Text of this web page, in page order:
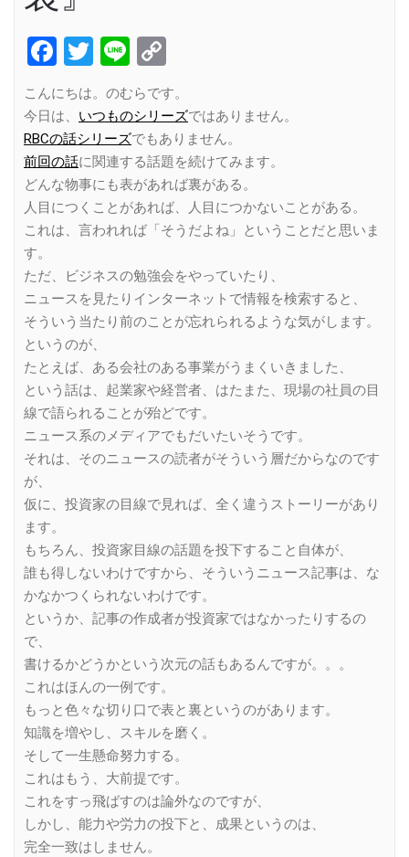
Facebook
Twitter
Line
Link
こんにちは。のむらです。
今日は、 いつものシリーズではありません。
RBCの話シリーズでもありません。
前回の話に関連する話題を続けてみます。
どんな物事にも表があれば裏がある。
人目につくことがあれば、人目につかないことがある。
これは、言われれば「そうだよね」ということだと思いま
す。
ただ、ビジネスの勉強会をやっていたり、
ニュースを見たりインターネットで情報を検索すると、
そういう当たり前のことが忘れられるような気がします。
というのが、
たとえば、ある会社のある事業がうまくいきました、
という話は、起業家や経営者、はたまた、現場の社員の目
線で語られることが殆どです。
ニュース系のメディアでもだいたいそうです。
それは、そのニュースの読者がそういう層だからなのです
が、
仮に、投資家の目線で見れば、全く違うストーリーがあり
ます。
もちろん、投資家目線の話題を投下すること自体が、
誰も得しないわけですから、そういうニュース記事は、な
かなかつくられないわけです。
というか、記事の作成者が投資家ではなかったりするの
で、
書けるかどうかという次元の話もあるんですが。。。
これはほんの一例です。
もっと色々な切り口で表と裏というのがあります。
知識を増やし、スキルを磨く。
そして一生懸命努力する。
これはもう、大前提です。
これをすっ飛ばすのは論外なのですが、
しかし、能力や労力の投下と、成果というのは、
完全一致はしません。